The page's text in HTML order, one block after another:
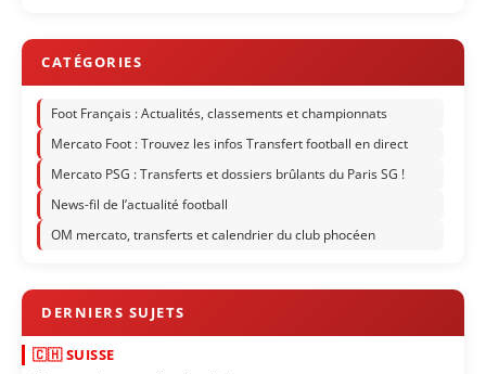
Foot Français : Actualités, classements et championnats
Mercato Foot : Trouvez les infos Transfert football en direct
Mercato PSG : Transferts et dossiers brûlants du Paris SG !
News-fil de l’actualité football
OM mercato, transferts et calendrier du club phocéen
🇨🇭 SUISSE